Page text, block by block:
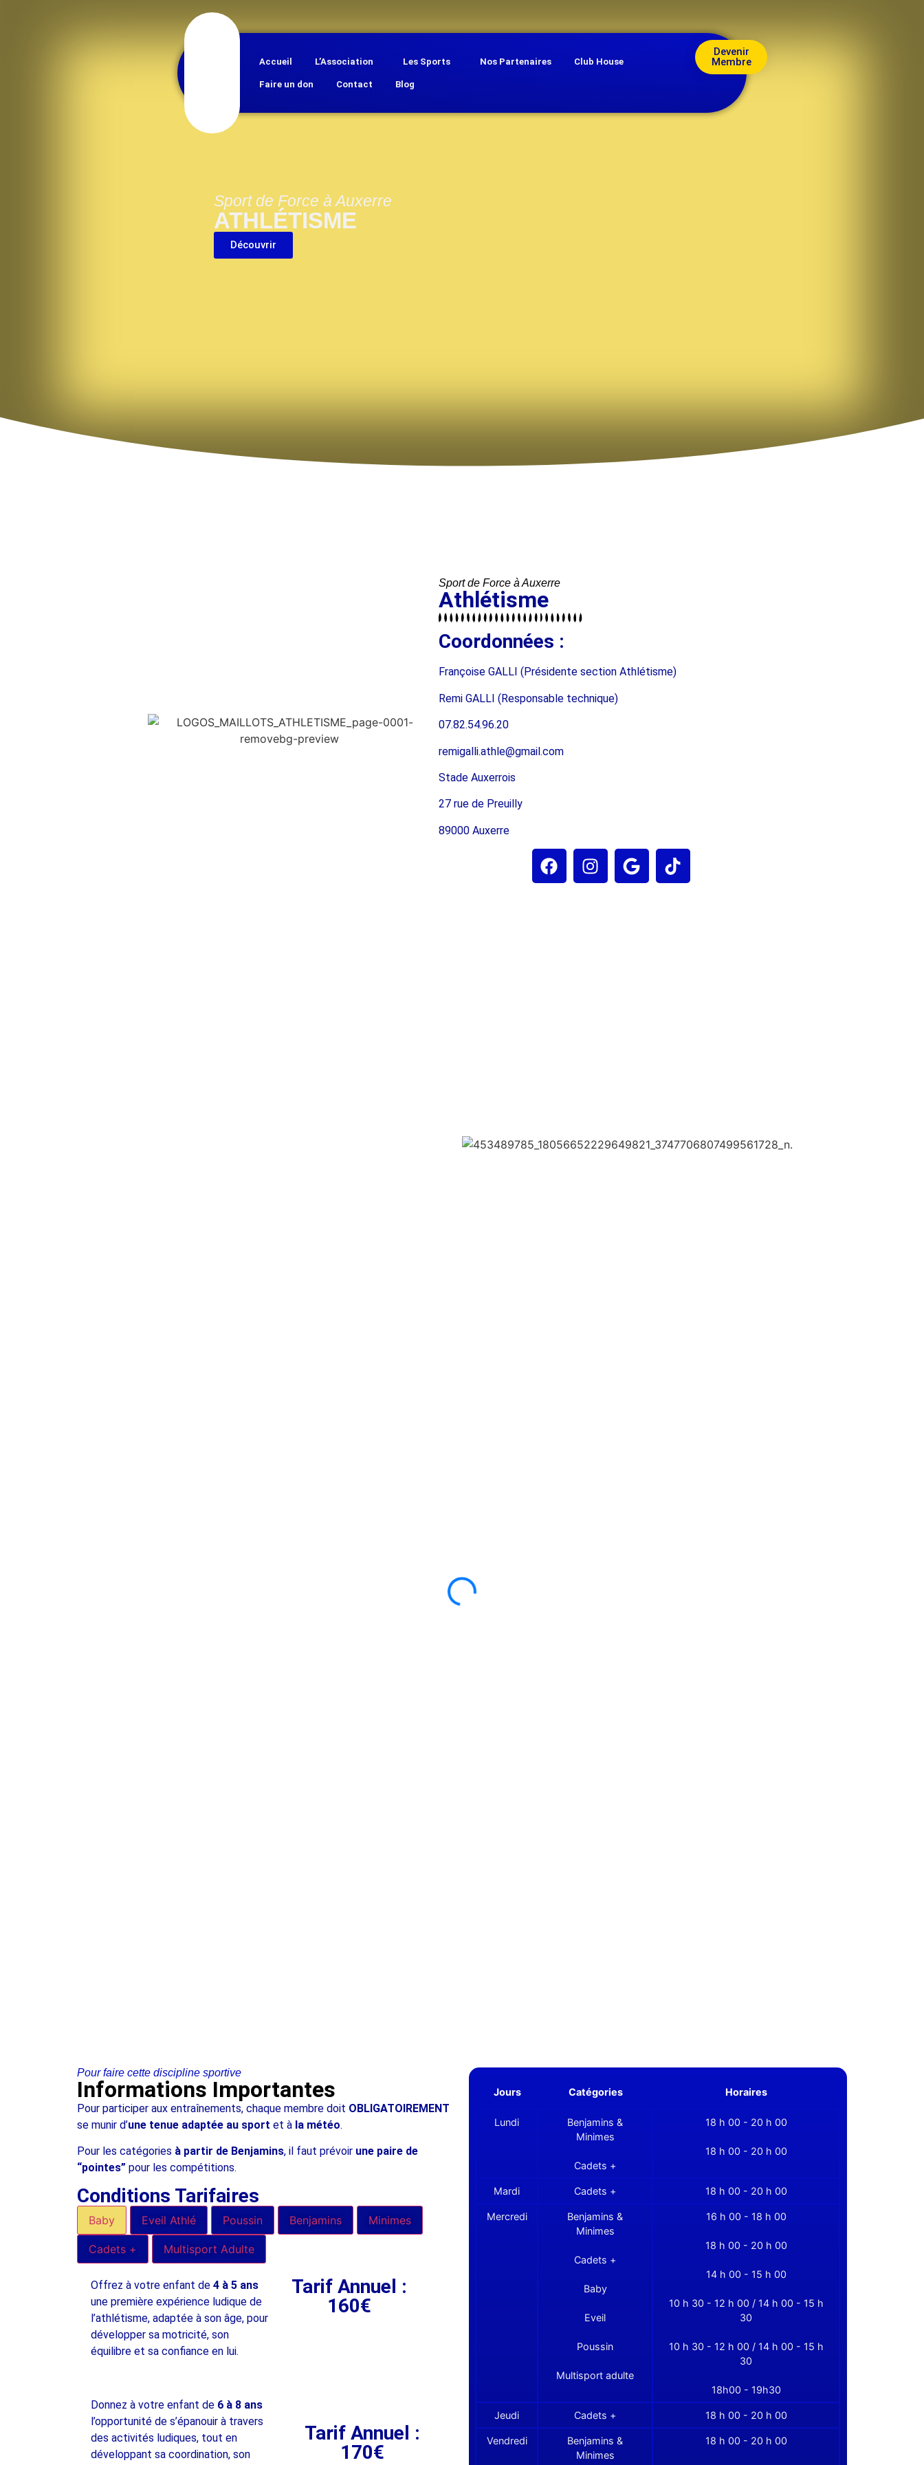
Accueil L’Association Les Sports Nos Partenaires Club House
Faire un don Contact Blog
Devenir
Membre
Sport de Force à Auxerre
ATHLÉTISME
Découvrir
Sport de Force à Auxerre
Athlétisme
Coordonnées :
Françoise GALLI (Présidente section Athlétisme)
Remi GALLI (Responsable technique)
07.82.54.96.20
remigalli.athle@gmail.com
Stade Auxerrois
27 rue de Preuilly
89000 Auxerre
Pour faire cette discipline sportive
Informations Importantes
Pour participer aux entraînements, chaque membre doit OBLIGATOIREMENT
se munir d’une tenue adaptée au sport et à la météo.
Pour les catégories à partir de Benjamins, il faut prévoir une paire de
“pointes” pour les compétitions.
Conditions Tarifaires
Baby Eveil Athlé Poussin Benjamins Minimes
Cadets + Multisport Adulte
Offrez à votre enfant de 4 à 5 ans
une première expérience ludique de
l’athlétisme, adaptée à son âge, pour
développer sa motricité, son
équilibre et sa confiance en lui.
Tarif Annuel :
160€
Donnez à votre enfant de 6 à 8 ans
l’opportunité de s’épanouir à travers
des activités ludiques, tout en
développant sa coordination, son
Tarif Annuel :
170€
Jours Catégories Horaires
Lundi
Benjamins &
Minimes
Cadets +
18 h 00 - 20 h 00
18 h 00 - 20 h 00
Mardi Cadets + 18 h 00 - 20 h 00
Mercredi
Benjamins &
Minimes
Cadets +
Baby
Eveil
Poussin
Multisport adulte
16 h 00 - 18 h 00
18 h 00 - 20 h 00
14 h 00 - 15 h 00
10 h 30 - 12 h 00 / 14 h 00 - 15 h
30
10 h 30 - 12 h 00 / 14 h 00 - 15 h
30
18h00 - 19h30
Jeudi Cadets + 18 h 00 - 20 h 00
Vendredi
Benjamins &
Minimes
18 h 00 - 20 h 00